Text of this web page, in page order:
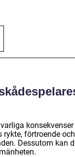
rykte, förtroende och
Dessutom kan